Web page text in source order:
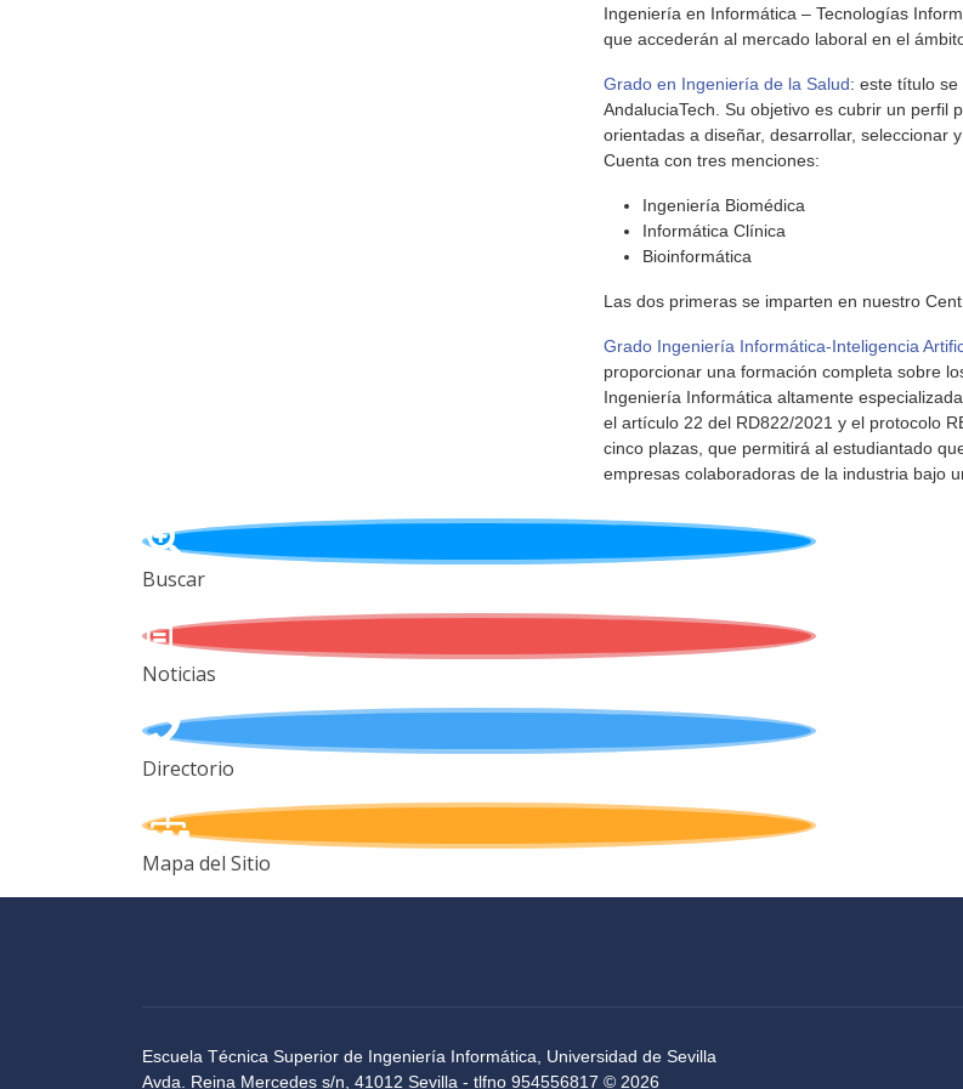
Ingeniería en Informática – Tecnologías
que accederán al mercado laboral en el
Grado en Ingeniería de la Salud: este título
AndaluciaTech. Su objetivo es cubrir un perfil
orientadas a diseñar, desarrollar, seleccionar
Cuenta con tres menciones:
Ingeniería Biomédica
Informática Clínica
Bioinformática
Las dos primeras se imparten en nuestro
Grado Ingeniería Informática-Inteligencia
proporcionar una formación completa sobre
Ingeniería Informática altamente
el artículo 22 del RD822/2021 y el protocolo
cinco plazas, que permitirá al estudiantado
empresas colaboradoras de la industria bajo
Buscar
Noticias
Directorio
Mapa del Sitio
Escuela Técnica Superior de Ingeniería Informática, Universidad de Sevilla
Avda. Reina Mercedes s/n, 41012 Sevilla - tlfno 954556817 © 2026